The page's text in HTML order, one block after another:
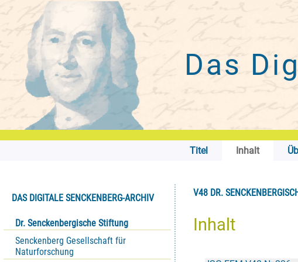
Das
Titel Inhalt
DAS DIGITALE SENCKENBERG-ARCHIV
Dr. Senckenbergische Stiftung
Senckenberg Gesellschaft für
Naturforschung
V48 DR.
Inhalt